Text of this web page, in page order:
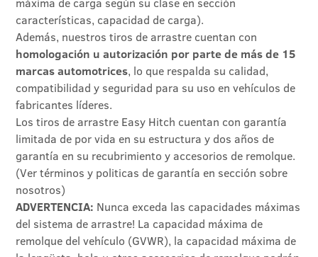
características, capacidad de carga).
Además, nuestros tiros de arrastre cuentan con
homologación u autorización por parte de más de 15
marcas automotrices, lo que respalda su calidad,
compatibilidad y seguridad para su uso en vehículos de
fabricantes líderes.
Los tiros de arrastre Easy Hitch cuentan con garantía
limitada de por vida en su estructura y dos años de
garantía en su recubrimiento y accesorios de remolque.
(Ver términos y politicas de garantía en sección sobre
nosotros)
ADVERTENCIA: Nunca exceda las capacidades máximas
del sistema de arrastre! La capacidad máxima de
remolque del vehículo (GVWR), la capacidad máxima de